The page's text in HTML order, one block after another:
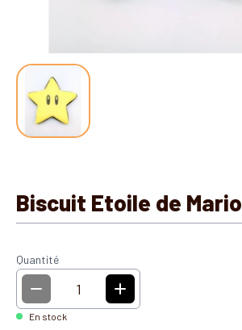
Biscuit Etoile de Mario
Quantité
1
En stock